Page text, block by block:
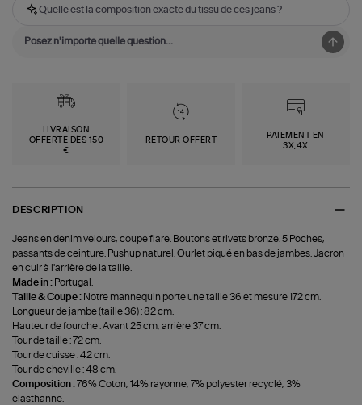
Quelle est la composition exacte du tissu de ces jeans ?
LIVRAISON
OFFERTE DÈS 150
€
RETOUR OFFERT
PAIEMENT EN
3X,4X
DESCRIPTION
Jeans en denim velours, coupe flare. Boutons et rivets bronze. 5 Poches,
passants de ceinture. Pushup naturel. Ourlet piqué en bas de jambes. Jacron
en cuir à l'arrière de la taille.
Made in : Portugal.
Taille & Coupe : Notre mannequin porte une taille 36 et mesure 172 cm.
Longueur de jambe (taille 36) : 82 cm.
Hauteur de fourche : Avant 25 cm, arrière 37 cm.
Tour de taille : 72 cm.
Tour de cuisse : 42 cm.
Tour de cheville : 48 cm.
Composition : 76% Coton, 14% rayonne, 7% polyester recyclé, 3%
élasthanne.